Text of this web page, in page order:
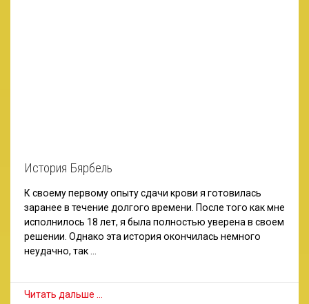
История Бярбель
К своему первому опыту сдачи крови я готовилась
заранее в течение долгого времени. После того как мне
исполнилось 18 лет, я была полностью уверена в своем
решении. Однако эта история окончилась немного
неудачно, так …
Читать дальше …